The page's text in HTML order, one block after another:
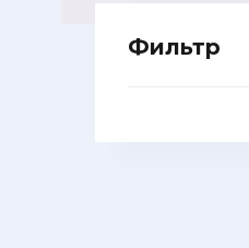
Фильтр